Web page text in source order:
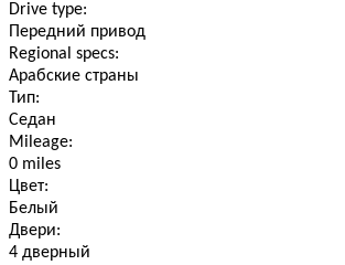
Drive type:
Передний привод
Regional specs:
Арабские страны
Тип:
Седан
Mileage:
0 miles
Цвет:
Белый
Двери:
4 дверный